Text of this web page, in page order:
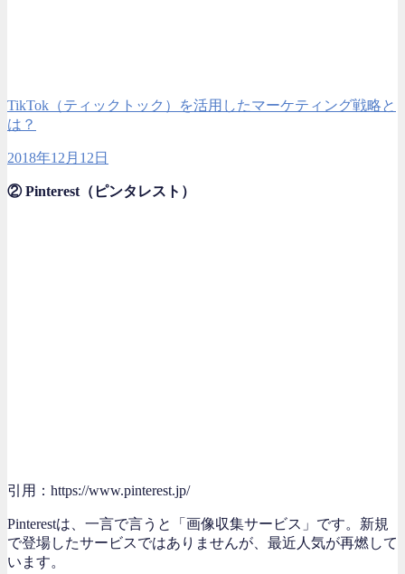
TikTok（ティックトック）を活用したマーケティング戦略と
は？
2018年12月12日
② Pinterest（ピンタレスト）
引用：https://www.pinterest.jp/
Pinterestは、一言で言うと「画像収集サービス」です。新規
で登場したサービスではありませんが、最近人気が再燃して
います。